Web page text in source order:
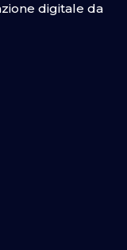
digitale da